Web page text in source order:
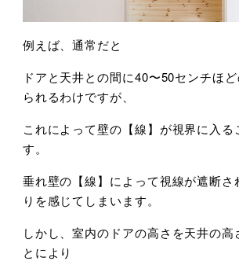
例えば、通常だと
ドアと天井との間に40〜50センチほ
られるわけですが、
これによって壁の【線】が視界に入る
す。
垂れ壁の【線】によって視線が遮断さ
りを感じてしまいます。
しかし、室内のドアの高さを天井の高
とにより